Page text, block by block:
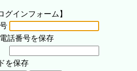
グインフォーム】
話番号を保存
を保存